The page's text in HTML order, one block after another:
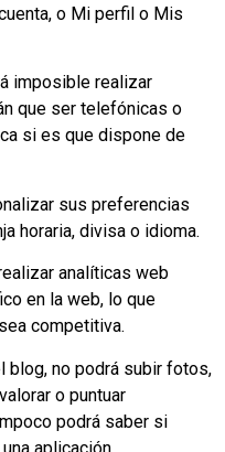
o Mi perfil o Mis
imposible realizar
que ser telefónicas o
si es que dispone de
sus preferencias
horaria, divisa o idioma.
analíticas web
en la web, lo que
competitiva.
blog, no podrá subir fotos,
o puntuar
podrá saber si
aplicación